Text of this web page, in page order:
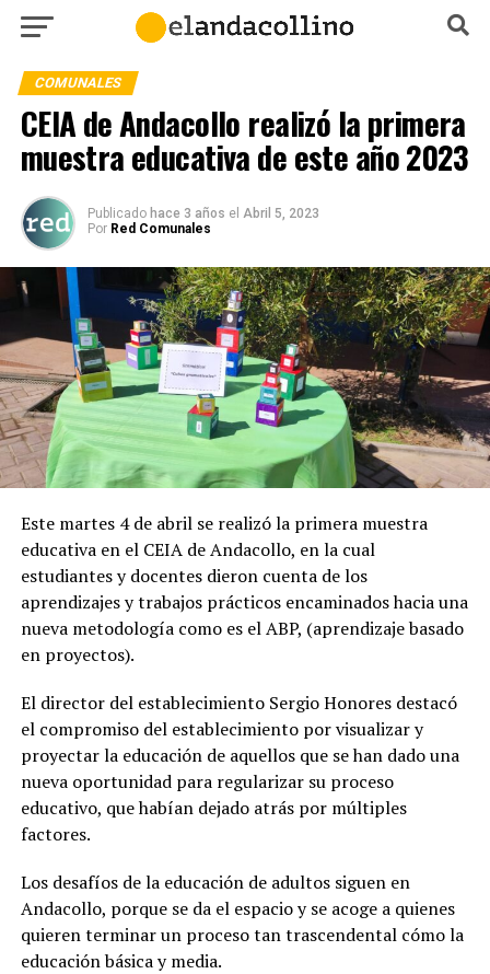
COMUNALES
CEIA de Andacollo realizó la primera
muestra educativa de este año 2023
Publicado hace 3 años el Abril 5, 2023
Por Red Comunales
Este martes 4 de abril se realizó la primera muestra
educativa en el CEIA de Andacollo, en la cual
estudiantes y docentes dieron cuenta de los
aprendizajes y trabajos prácticos encaminados hacia una
nueva metodología como es el ABP, (aprendizaje basado
en proyectos).
El director del establecimiento Sergio Honores destacó
el compromiso del establecimiento por visualizar y
proyectar la educación de aquellos que se han dado una
nueva oportunidad para regularizar su proceso
educativo, que habían dejado atrás por múltiples
factores.
Los desafíos de la educación de adultos siguen en
Andacollo, porque se da el espacio y se acoge a quienes
quieren terminar un proceso tan trascendental cómo la
educación básica y media.